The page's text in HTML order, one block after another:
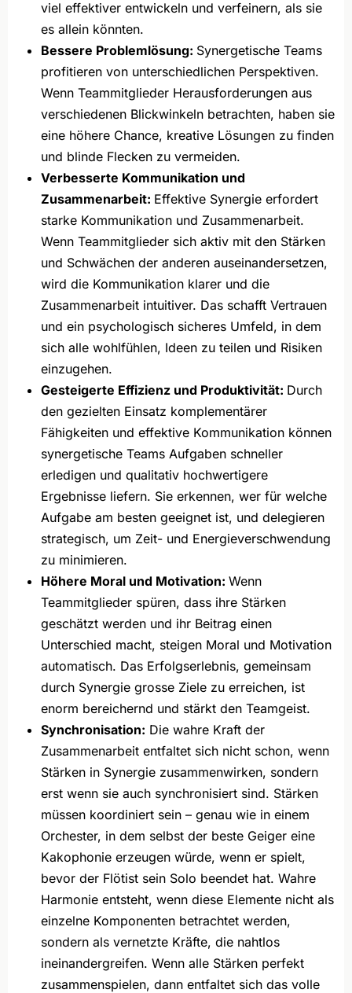
viel effektiver entwickeln und verfeinern, als sie
es allein könnten.
Bessere Problemlösung: Synergetische Teams
profitieren von unterschiedlichen Perspektiven.
Wenn Teammitglieder Herausforderungen aus
verschiedenen Blickwinkeln betrachten, haben sie
eine höhere Chance, kreative Lösungen zu finden
und blinde Flecken zu vermeiden.
Verbesserte Kommunikation und
Zusammenarbeit: Effektive Synergie erfordert
starke Kommunikation und Zusammenarbeit.
Wenn Teammitglieder sich aktiv mit den Stärken
und Schwächen der anderen auseinandersetzen,
wird die Kommunikation klarer und die
Zusammenarbeit intuitiver. Das schafft Vertrauen
und ein psychologisch sicheres Umfeld, in dem
sich alle wohlfühlen, Ideen zu teilen und Risiken
einzugehen.
Gesteigerte Effizienz und Produktivität: Durch
den gezielten Einsatz komplementärer
Fähigkeiten und effektive Kommunikation können
synergetische Teams Aufgaben schneller
erledigen und qualitativ hochwertigere
Ergebnisse liefern. Sie erkennen, wer für welche
Aufgabe am besten geeignet ist, und delegieren
strategisch, um Zeit- und Energieverschwendung
zu minimieren.
Höhere Moral und Motivation: Wenn
Teammitglieder spüren, dass ihre Stärken
geschätzt werden und ihr Beitrag einen
Unterschied macht, steigen Moral und Motivation
automatisch. Das Erfolgserlebnis, gemeinsam
durch Synergie grosse Ziele zu erreichen, ist
enorm bereichernd und stärkt den Teamgeist.
Synchronisation: Die wahre Kraft der
Zusammenarbeit entfaltet sich nicht schon, wenn
Stärken in Synergie zusammenwirken, sondern
erst wenn sie auch synchronisiert sind. Stärken
müssen koordiniert sein – genau wie in einem
Orchester, in dem selbst der beste Geiger eine
Kakophonie erzeugen würde, wenn er spielt,
bevor der Flötist sein Solo beendet hat. Wahre
Harmonie entsteht, wenn diese Elemente nicht als
einzelne Komponenten betrachtet werden,
sondern als vernetzte Kräfte, die nahtlos
ineinandergreifen. Wenn alle Stärken perfekt
zusammenspielen, dann entfaltet sich das volle